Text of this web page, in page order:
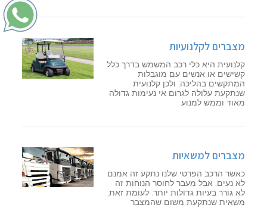
מצברים לקלנועיות
קלנועית היא כלי רכב המשמש בדרך כלל
קשישים או אנשים עם מוגבלות
המתקשים בהליכה, ולכן קלנועית
שנתקעת עלולה לגרום אי נעימות גדולה
מאוד וממש למנוע
מצברים למשאיות
כאשר הרכב הפרטי שלנו נתקע זה אמנם
לא נעים, אבל מעבר לחוסר הנוחות זה
לא גורר בעיות גדולות יותר. לעומת זאת,
משאית שנתקעת משום שהמצבר